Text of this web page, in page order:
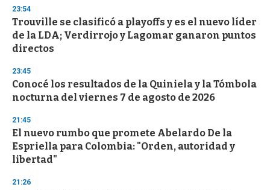
23:54
Trouville se clasificó a playoffs y es el nuevo líder
de la LDA; Verdirrojo y Lagomar ganaron puntos
directos
23:45
Conocé los resultados de la Quiniela y la Tómbola
nocturna del viernes 7 de agosto de 2026
21:45
El nuevo rumbo que promete Abelardo De la
Espriella para Colombia: "Orden, autoridad y
libertad"
21:26